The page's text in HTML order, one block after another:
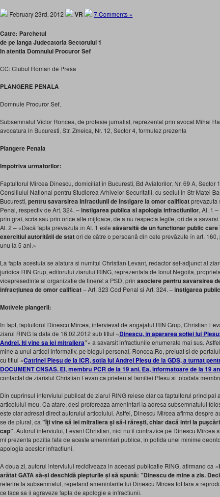
February 23rd, 2012 VR 7 Comments »
Catre: Parchetul
de pe langa Judecatoria Sectorului 1
In atentia Domnului Procuror Sef
CC: Clubul Roman de Presa
PLANGERE PENALA
Domnule Procuror Sef,
Subsemnatul Victor Roncea, de profesie jurnalist, reprezentat prin avocat Mihai
avocatura in Bucuresti, Str. Zmeica, Nr. 12, Sector 4, formulez prezenta
Plangere Penala
Impotriva urmatorilor:
Faptuitorul Mircea Dinescu, domiciliat in Bucuresti, Bd Aviatorilor, Nr. 69 A, Sector
Consiliului National pentru Studierea Arhivelor Securitatii, cu sediul in Str Matei
Bucuresti, pentru savarsirea infractiunii de instigare la omor calificatprevazuta
Penal, respectiv de Art. 324. –instigarea publica si apologia infractiunilor, Al. 1
prin grai, scris sau prin orice alte mijloace, de a nu respecta legile, ori de a
Al. 2 – «Dacã fapta prevazuta în Al. 1 este sãvârsitã de un functionar public
exercitiul autoritãtii de statori de cãtre o persoanã din cele prevãzute în art.
unu la 5 ani.»
La fapta acestuia se alatura si numitul Christian Levant, redactor sef-adjunct al
juridica RIN Grup, editorului ziarului RING, reprezentata de Ionut Negoita,
vicepresedinte al organizatie de tineret a PSD, prin asociere pentru savarsirea
infracțiunea de omor calificat– Art. 323 Cod Penal si Art. 324. –instigarea
Motivele plangerii:
In fapt, faptuitorul Dinescu Mircea, intervievat de angajatul RIN Grup, Christian
ziarul RING la data de 16.02.2012 sub titlul «Dinescu, in apararea sotiei lui
Andrei. Iti vine sa iei mitraliera”» a savarsit infractiunile enumerate mai sus.
mine a unui articol informativ, pe blogul personal, Roncea.Ro, preluat si de
cu titlul «Catrinel Plesu de la ICR, sotia lui Andrei Plesu de la GDS, a turnat
DOCUMENT CNSAS. El, membru PCR de la 19 ani. Ea, informatoare de la 19
contactat de ziaristul Christian Levan ca prieten al familiei Plesu si totodata
Din cuprinsul interviului publicat de ziarul RING reiese clar ca faptuitorul principal
articolului meu. Ca atare, desi profereaza amenintari la adresa subsemnatului
este clar adresat direct autorului articolului. Astfel, Dinescu Mircea afirma despre
se de plural, ca ”Îţi vine să iei mitraliera şi să-i răreşti, chiar dacă intri la
cap”. Autorul interviului, Levant Christian, nici nu il contrazice pe Dinescu Mircea
mi prezenta pozitia fata de aceste amenintari publice, in pofida unei minime
apologia acestor infractiuni.
A doua zi, autorul interviului recidiveaza in aceeasi publicatie RING, afirmand ca «
arătat GATA să-și deschidă piepturile și să spună: ”Dinescu de mine a zis.
referire la subsemnatul, repetand amenintarile lui Dinescu Mircea tot fara a
ce face sa ii agraveze fapta de apologie a infractiunii.